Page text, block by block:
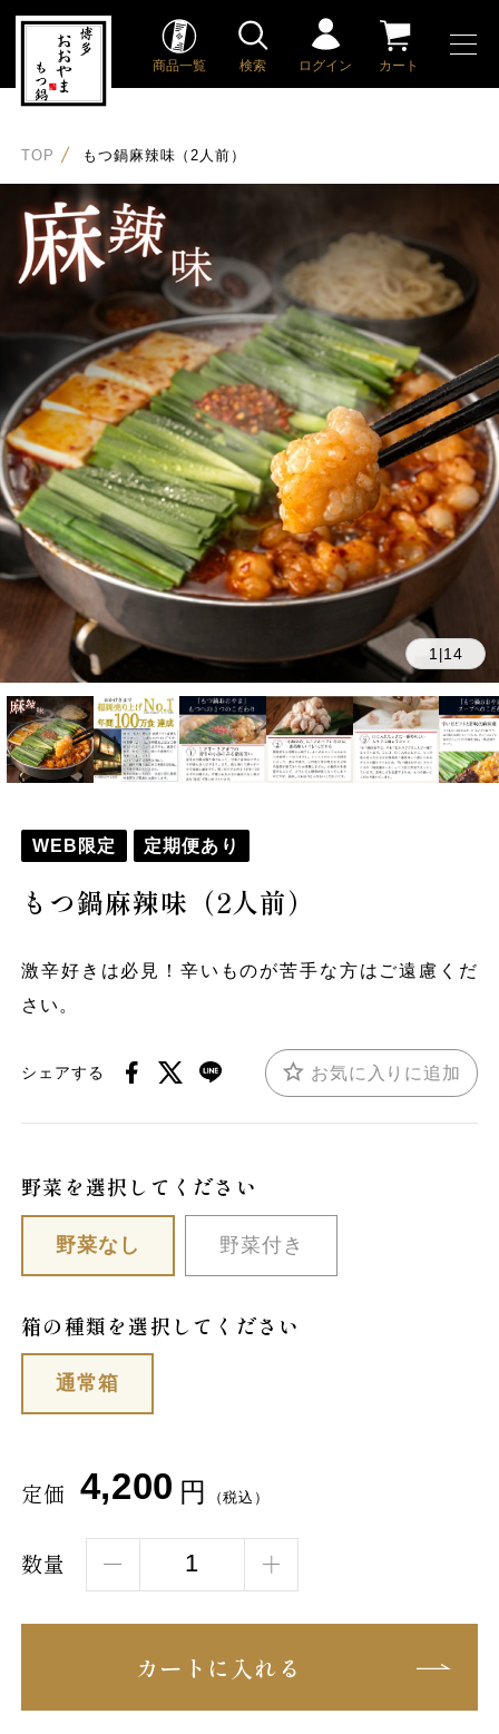
商品一覧 検索 ログイン カート
TOP もつ鍋麻辣味（2人前）
1 |14
WEB限定 定期便あり
もつ鍋麻辣味（2人前）
激辛好きは必見！辛いものが苦手な方はご遠慮くだ
さい。
シェアする お気に入りに追加
野菜を選択してください
野菜なし 野菜付き
箱の種類を選択してください
通常箱
定価 4,200 円 （税込）
数量
カートに入れる